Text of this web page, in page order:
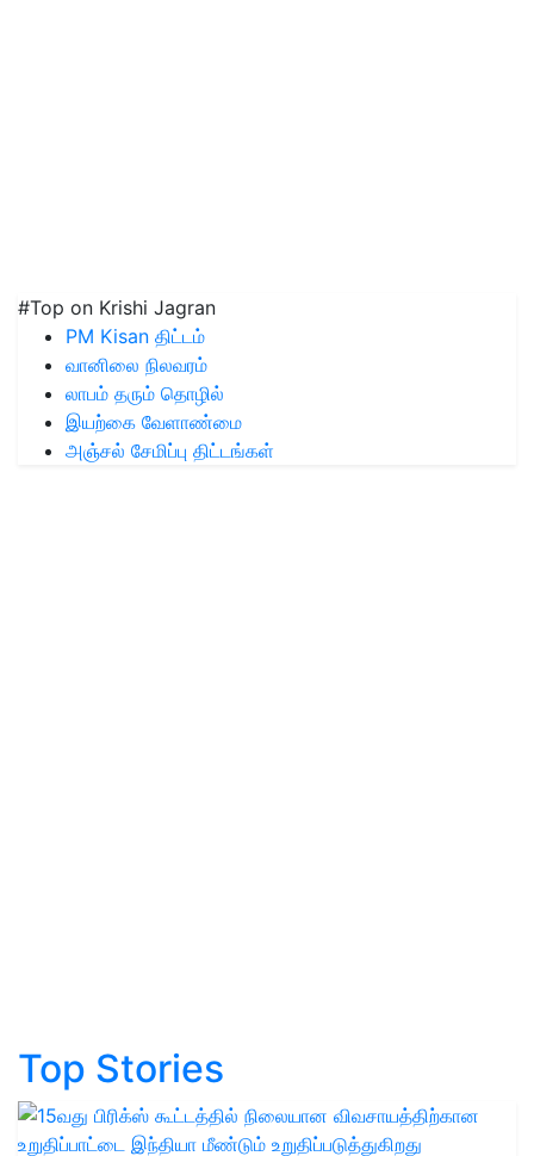
#Top on Krishi Jagran
PM Kisan திட்டம்
வானிலை நிலவரம்
லாபம் தரும் தொழில்
இயற்கை வேளாண்மை
அஞ்சல் சேமிப்பு திட்டங்கள்
Top Stories